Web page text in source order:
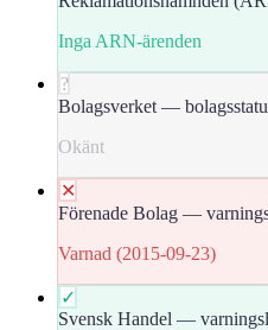
Inga ARN-ärenden
?
Bolagsverket —
Okänt
✕
Förenade Bolag —
Varnad (2015-09-23)
✓
Svensk Handel —